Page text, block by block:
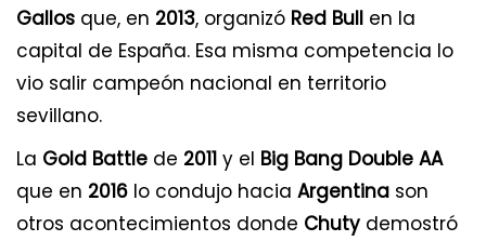
Gallos que, en 2013, organizó Red Bull en la
capital de España. Esa misma competencia lo
vio salir campeón nacional en territorio
sevillano.
La Gold Battle de 2011 y el Big Bang Double AA
que en 2016 lo condujo hacia Argentina son
otros acontecimientos donde Chuty demostró